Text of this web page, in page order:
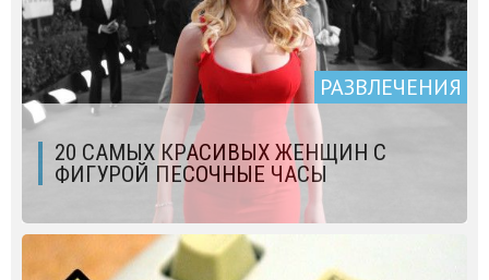
РАЗВЛЕЧЕНИЯ
20 САМЫХ КРАСИВЫХ ЖЕНЩИН С
ФИГУРОЙ ПЕСОЧНЫЕ ЧАСЫ